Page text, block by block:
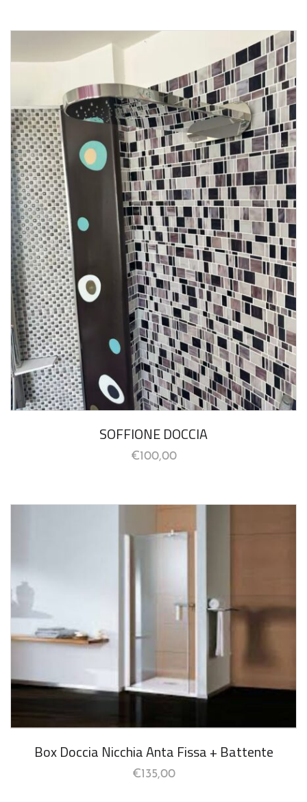
SOFFIONE DOCCIA
€100,00
Box Doccia Nicchia Anta Fissa + Battente
€135,00